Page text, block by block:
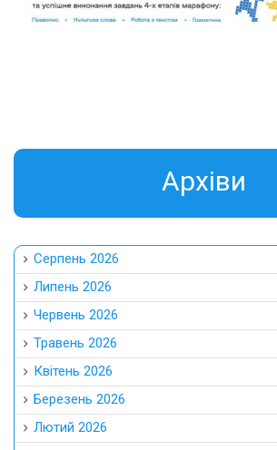
Aрхіви
Серпень 2026
Липень 2026
Червень 2026
Травень 2026
Квітень 2026
Березень 2026
Лютий 2026